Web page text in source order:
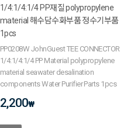
1/4:1/4:1/4 PP재질 polypropylene
material 해수담수화부품 정수기부품
1pcs
PP0208W JohnGuest TEE CONNECTOR
1/4:1/4:1/4 PP Material polypropylene
material seawater desalination
components Water Purifier Parts 1pcs
2,200₩